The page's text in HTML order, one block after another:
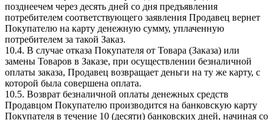
позднеечем через десять дней со дня предъявления
потребителем соответствующего заявления Продавец вернет
Покупателю на карту денежную сумму, уплаченную
потребителем за такой Заказ.
10.4. В случае отказа Покупателя от Товара (Заказа) или
замены Товаров в Заказе, при осуществлении безналичной
оплаты заказа, Продавец возвращает деньги на ту же карту, с
которой была совершена оплата.
10.5. Возврат безналичной оплаты денежных средств
Продавцом Покупателю производится на банковскую карту
Покупателя в течение 10 (десяти) банковских дней, начиная со